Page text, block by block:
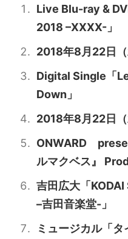
Live Blu-ray &
2018 –XXXX-」
2018年8月22日
Digital Single「
Down」
2018年8月22日
ONWARD
ルマクベス』
吉田広大「
–吉田音楽堂-」
ミュージカル「タ